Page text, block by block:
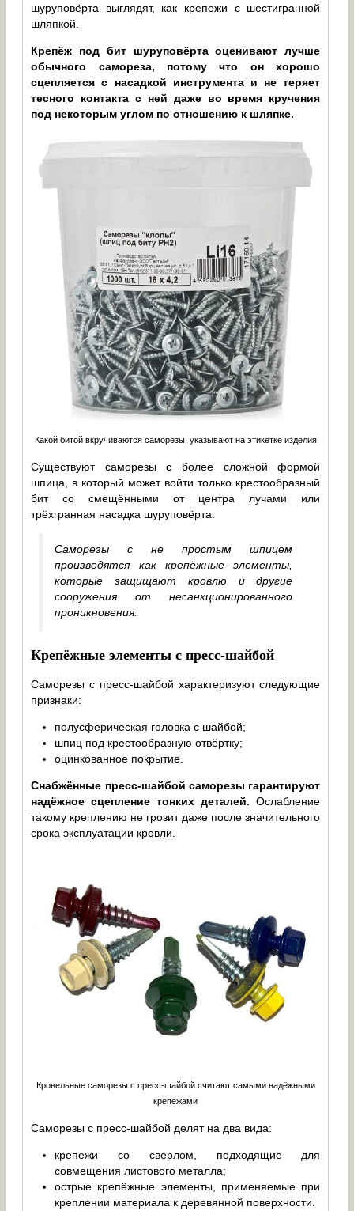
шуруповёрта выглядят, как крепежи с шестигранной
шляпкой.
Крепёж под бит шуруповёрта оценивают лучше
обычного самореза, потому что он хорошо
сцепляется с насадкой инструмента и не теряет
тесного контакта с ней даже во время кручения
под некоторым углом по отношению к шляпке.
Какой битой вкручиваются саморезы, указывают на этикетке изделия
Существуют саморезы с более сложной формой
шпица, в который может войти только крестообразный
бит со смещёнными от центра лучами или
трёхгранная насадка шуруповёрта.
Саморезы с не простым шпицем
производятся как крепёжные элементы,
которые защищают кровлю и другие
сооружения от несанкционированного
проникновения.
Крепёжные элементы с пресс-шайбой
Саморезы с пресс-шайбой характеризуют следующие
признаки:
полусферическая головка с шайбой;
шпиц под крестообразную отвёртку;
оцинкованное покрытие.
Снабжённые пресс-шайбой саморезы гарантируют
надёжное сцепление тонких деталей.Ослабление
такому креплению не грозит даже после значительного
срока эксплуатации кровли.
Кровельные саморезы с пресс-шайбой считают самыми надёжными
крепежами
Саморезы с пресс-шайбой делят на два вида:
крепежи со сверлом, подходящие для
совмещения листового металла;
острые крепёжные элементы, применяемые при
креплении материала к деревянной поверхности.